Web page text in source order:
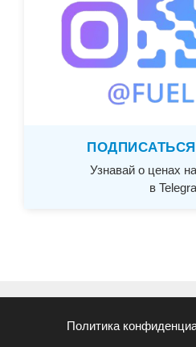
Узнавай о ценах
в
Политика